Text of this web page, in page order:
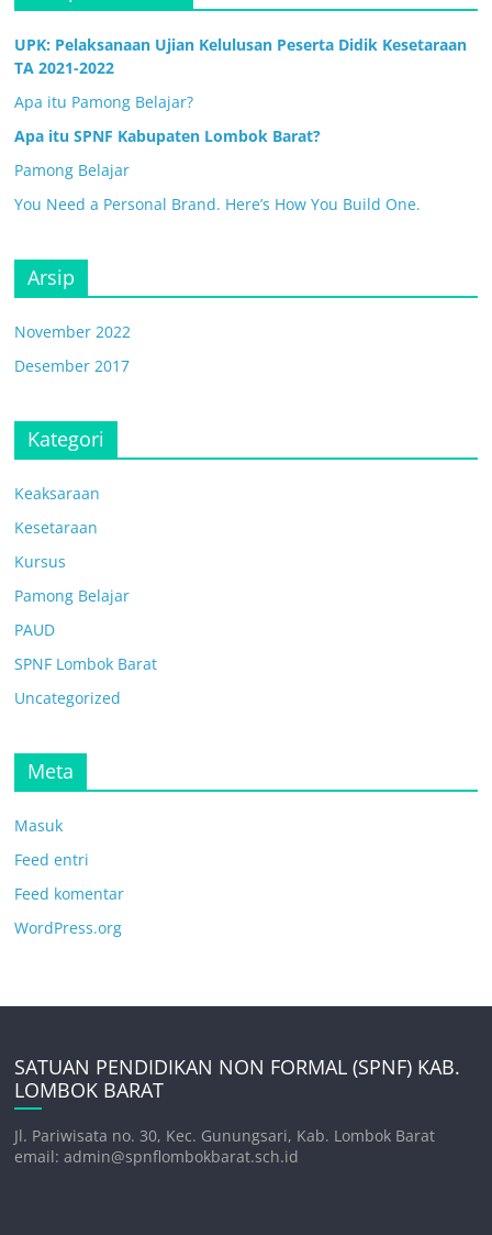
UPK: Pelaksanaan Ujian Kelulusan Peserta Didik Kesetaraan
TA 2021-2022
Apa itu Pamong Belajar?
Apa itu SPNF Kabupaten Lombok Barat?
Pamong Belajar
You Need a Personal Brand. Here’s How You Build One.
Arsip
November 2022
Desember 2017
Kategori
Keaksaraan
Kesetaraan
Kursus
Pamong Belajar
PAUD
SPNF Lombok Barat
Uncategorized
Meta
Masuk
Feed entri
Feed komentar
WordPress.org
SATUAN PENDIDIKAN NON FORMAL (SPNF) KAB.
LOMBOK BARAT
Jl. Pariwisata no. 30, Kec. Gunungsari, Kab. Lombok Barat
email: admin@spnflombokbarat.sch.id